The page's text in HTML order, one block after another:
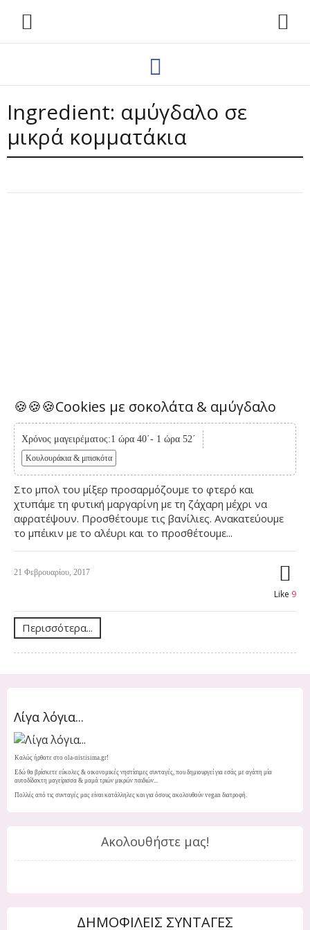
Ingredient: αμύγδαλο σε
μικρά κομματάκια
🍪🍪🍪Cookies με σοκολάτα & αμύγδαλο
Χρόνος μαγειρέματος:1 ώρα 40΄- 1 ώρα 52΄
Κουλουράκια & μπισκότα
Στο μπολ του μίξερ προσαρμόζουμε το φτερό και
χτυπάμε τη φυτική μαργαρίνη με τη ζάχαρη μέχρι να
αφρατέψουν. Προσθέτουμε τις βανίλιες. Ανακατεύουμε
το μπέικιν με το αλέυρι και το προσθέτουμε...
21 Φεβρουαρίου, 2017
Like 9
Περισσότερα...
Λίγα λόγια...
Καλώς ήρθατε στο ola-nistisima.gr!
Εδώ θα βρίσκετε εύκολες & οικονομικές νηστίσιμες συνταγές, που δημιουργεί για εσάς με αγάπη μία
αυτοδίδακτη μαγείρισσα & μαμά τριών μικρών παιδιών...
Πολλές από τις συνταγές μας είναι κατάλληλες και για όσους ακολουθούν vegan διατροφή.
Ακολουθήστε μας!
ΔΗΜΟΦΙΛΕΙΣ ΣΥΝΤΑΓΕΣ